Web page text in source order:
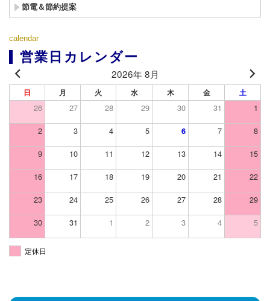
節電＆節約提案
calendar
営業日カレンダー
2026年 8月
日 月 火 水 木 金 土
26 27 28 29 30 31
1
2
3 4 5 6 7
8
9
10 11 12 13 14
15
16
17 18 19 20 21
22
23
24 25 26 27 28
29
30
31 1 2 3 4 5
定休日